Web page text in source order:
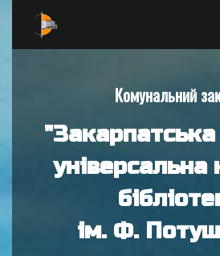
Комунальний
універсальна
ім. Ф.